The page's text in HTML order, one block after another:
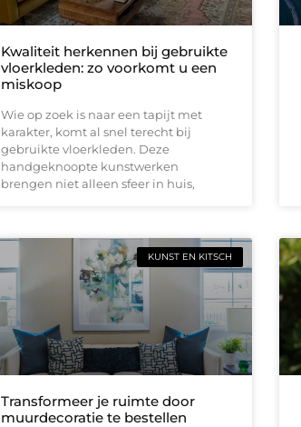
Kwaliteit herkennen bij gebruikte
vloerkleden: zo voorkomt u een
miskoop
Wie op zoek is naar een tapijt met
karakter, komt al snel terecht bij
gebruikte vloerkleden. Deze
handgeknoopte kunstwerken
brengen niet alleen sfeer in huis,
KUNST EN KITSCH
Transformeer je ruimte door
muurdecoratie te bestellen